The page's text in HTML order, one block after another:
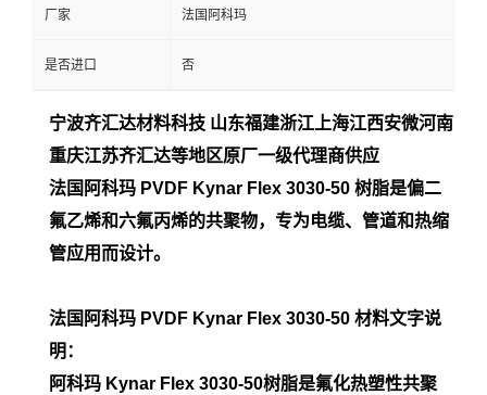
厂家 法国阿科玛
是否进口 否
宁波齐汇达材料科技 山东福建浙江上海江西安微河南
重庆江苏齐汇达等地区原厂一级代理商供应
法国阿科玛 PVDF Kynar Flex 3030-50 树脂是偏二
氟乙烯和六氟丙烯的共聚物，专为电缆、管道和热缩
管应用而设计。
法国阿科玛 PVDF Kynar Flex 3030-50 材料文字说
明：
阿科玛 Kynar Flex 3030-50树脂是氟化热塑性共聚